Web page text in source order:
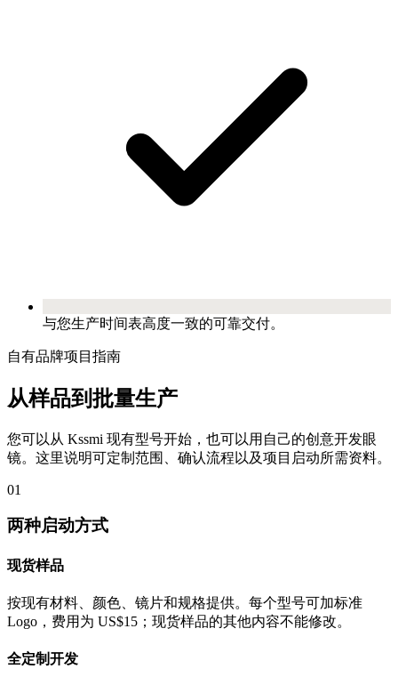
与您生产时间表高度一致的可靠交付。
自有品牌项目指南
从样品到批量生产
您可以从 Kssmi 现有型号开始，也可以用自己的创意开发眼
镜。这里说明可定制范围、确认流程以及项目启动所需资料。
01
两种启动方式
现货样品
按现有材料、颜色、镜片和规格提供。每个型号可加标准
Logo，费用为 US$15；现货样品的其他内容不能修改。
全定制开发